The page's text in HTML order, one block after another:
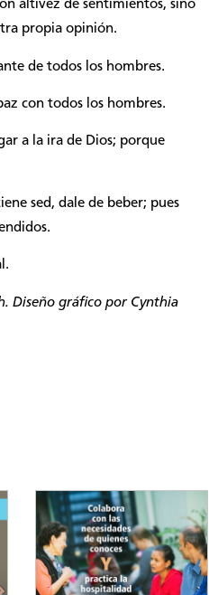
altivez de sentimientos, sino
propia opinión.
de todos los hombres.
con todos los hombres.
a la ira de Dios; porque
sed, dale de beber; pues
Diseño gráfico por Cynthia